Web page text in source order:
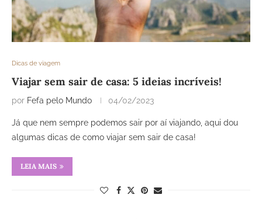
Dicas de viagem
Viajar sem sair de casa: 5 ideias incríveis!
por Fefa pelo Mundo 04/02/2023
Já que nem sempre podemos sair por aí viajando, aqui dou
algumas dicas de como viajar sem sair de casa!
LEIA MAIS